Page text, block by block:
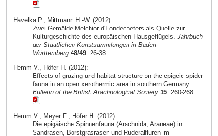
Havelka P., Mittmann H.-W. (2012):
Zwei Gemälde Melchior d'Hondecoeters als Quelle zur
Kulturgeschichte des europäischen Hausgeflügels. Jahrbuch
der Staatlichen Kunstsammlungen in Baden-
Württemberg 48/49: 26-38
Hemm V., Höfer H. (2012):
Effects of grazing and habitat structure on the epigeic spider
fauna in an open xerothermic area in southern Germany.
Bulletin of the British Arachnological Society 15: 260-268
Hemm V., Meyer F., Höfer H. (2012):
Die epigäische Spinnenfauna (Arachnida, Araneae) in
Sandrasen, Borstgrasrasen und Ruderalfluren im